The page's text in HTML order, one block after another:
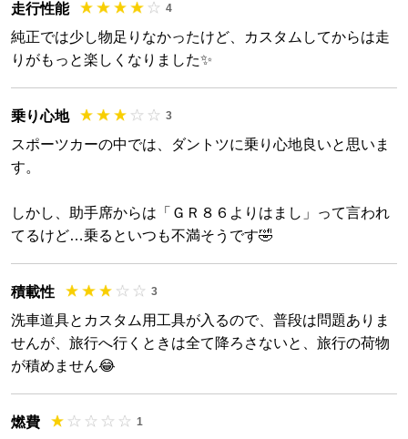
走行性能 4
純正では少し物足りなかったけど、カスタムしてからは走
りがもっと楽しくなりました✨
乗り心地 3
スポーツカーの中では、ダントツに乗り心地良いと思いま
す。
しかし、助手席からは「ＧＲ８６よりはまし」って言われ
てるけど…乗るといつも不満そうです🤣
積載性 3
洗車道具とカスタム用工具が入るので、普段は問題ありま
せんが、旅行へ行くときは全て降ろさないと、旅行の荷物
が積めません😂
燃費 1